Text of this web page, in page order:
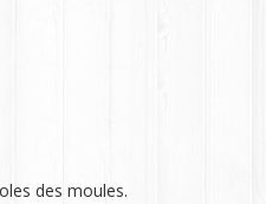
des moules.